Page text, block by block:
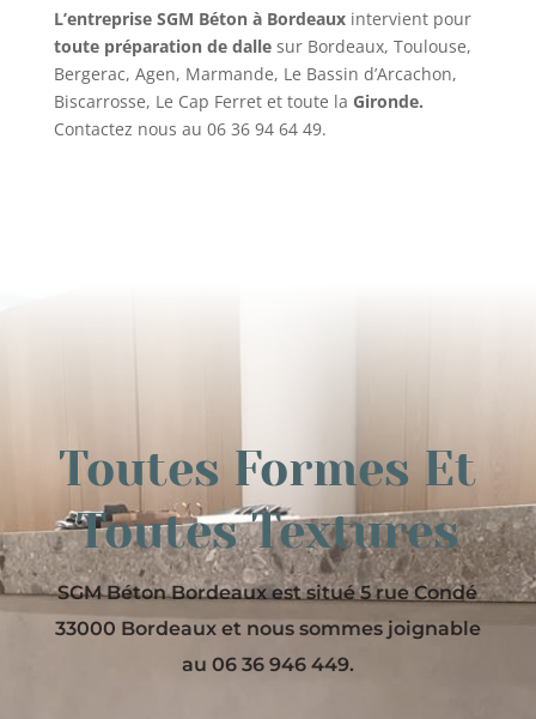
L’entreprise SGM Béton à Bordeauxintervient pour
toute préparation de dalle sur Bordeaux, Toulouse,
Bergerac, Agen, Marmande, Le Bassin d’Arcachon,
Biscarrosse, Le Cap Ferret et toute la Gironde.
Contactez nous au 06 36 94 64 49.
Toutes Formes Et
Toutes Textures
SGM Béton Bordeaux est situé 5 rue Condé
33000 Bordeaux et nous sommes joignable
au 06 36 946 449.